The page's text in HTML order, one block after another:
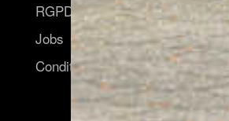
RGPD
Jobs
Conditions générales